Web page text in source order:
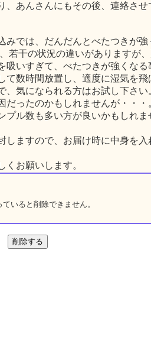
、あんさんにもその後、連絡させ
みでは、だんだんとべたつきが強
若干の状況の違いがありますが
いすぎて、べたつきが強くなる
て数時間放置し、適度に湿気を飛
気になられる方はお試し下さい
ったのかもしれませんが・・・
プル数も多い方が良いかもしれま
しますので、お届け時に中身を入
くお願いします。
いると削除できません。